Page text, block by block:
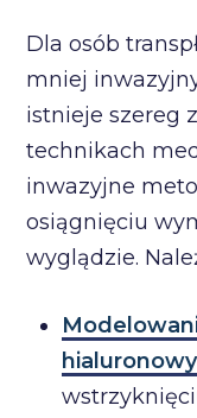
Dla osób
mniej
istnieje szereg
technikach
inwazyjne
osiągnięciu
wyglądzie.